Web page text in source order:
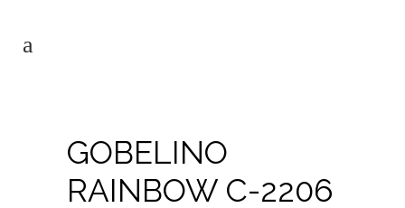
GOBELINO
RAINBOW C-2206